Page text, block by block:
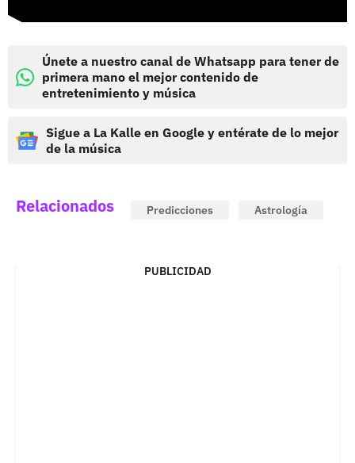
Únete a nuestro canal de Whatsapp para tener de
primera mano el mejor contenido de
entretenimiento y música
Sigue a La Kalle en Google y entérate de lo mejor
de la música
Relacionados Predicciones Astrología
PUBLICIDAD